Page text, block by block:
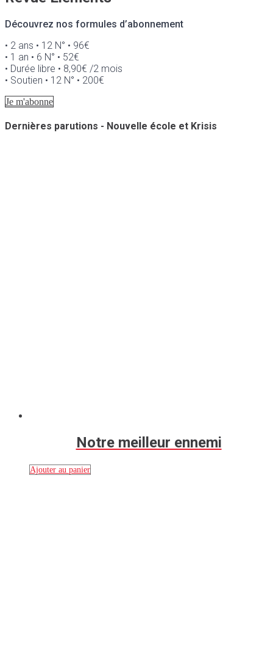
Découvrez nos formules d’abonnement
• 2 ans • 12 N° • 96€
• 1 an • 6 N° • 52€
• Durée libre • 8,90€ /2 mois
• Soutien • 12 N° • 200€
Je m'abonne
Dernières parutions - Nouvelle école et Krisis
Notre meilleur ennemi
Ajouter au panier